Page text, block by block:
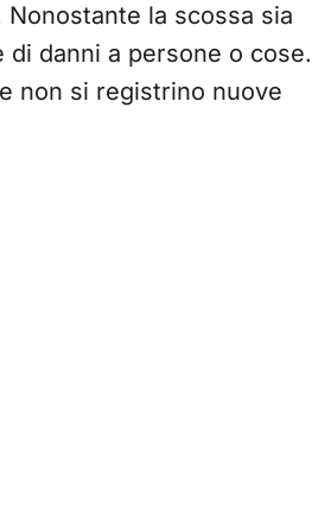
Nonostante la scossa sia
danni a persone o cose.
non si registrino nuove